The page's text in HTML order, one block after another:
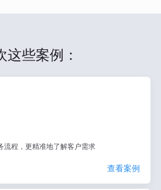
些案例：
流程，更精准地了解客户需求
查看案例